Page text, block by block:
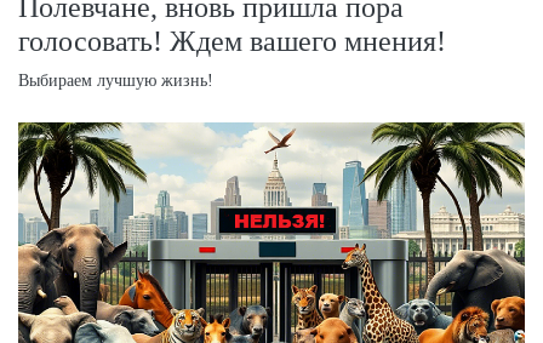
Полевчане, вновь пришла пора
голосовать! Ждем вашего мнения!
Выбираем лучшую жизнь!